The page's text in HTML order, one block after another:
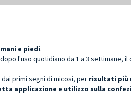
e piedi.
dopo l'uso quotidiano da 1 a 3 settimane, il
primi segni di micosi, per risultati più
applicazione e utilizzo sulla